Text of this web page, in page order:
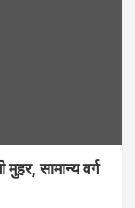
सामान्य वर्ग